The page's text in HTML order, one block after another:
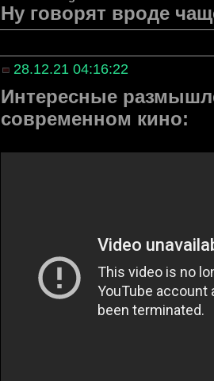
Ну говорят вроде
28.12.21 04:16:22
Интересные
современном кино: